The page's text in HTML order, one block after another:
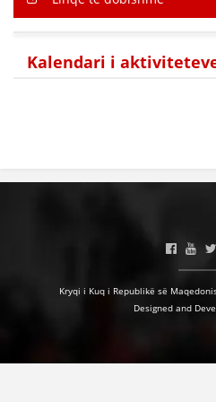
Kalendari i
Kryqi i Kuq i Republikë së
Designed and